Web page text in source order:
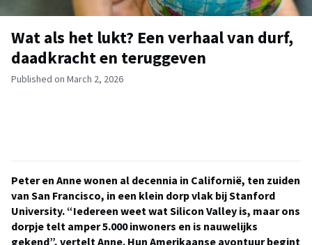
Wat als het lukt? Een verhaal van durf,
daadkracht en teruggeven
Published on March 2, 2026
Peter en Anne wonen al decennia in Californië, ten zuiden
van San Francisco, in een klein dorp vlak bij Stanford
University. “Iedereen weet wat Silicon Valley is, maar ons
dorpje telt amper 5.000 inwoners en is nauwelijks
gekend”, vertelt Anne. Hun Amerikaanse avontuur begint